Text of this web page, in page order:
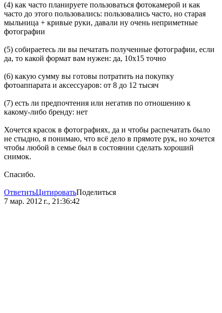
(4) как часто планируете пользоваться фотокамерой и как
часто до этого пользовались: пользовались часто, но старая
мыльница + кривые руки, давали ну очень неприметные
фотографии
(5) собираетесь ли вы печатать полученные фотографии, если
да, то какой формат вам нужен: да, 10x15 точно
(6) какую сумму вы готовы потратить на покупку
фотоаппарата и аксессуаров: от 8 до 12 тысяч
(7) есть ли предпочтения или негатив по отношению к
какому-либо бренду: нет
Хочется красок в фотографиях, да и чтобы распечатать было
не стыдно, я понимаю, что всё дело в прямоте рук, но хочется
чтобы любой в семье был в состоянии сделать хороший
снимок.
Спасибо.
ОтветитьЦитироватьПоделиться
7 мар. 2012 г., 21:36:42